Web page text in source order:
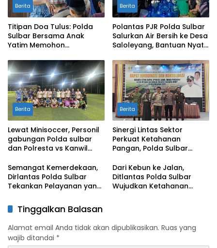
Berita
Titipan Doa Tulus: Polda
Sulbar Bersama Anak
Yatim Memohon
Negeri
Berita
Polantas PJR Polda Sulbar
Salurkan Air Bersih ke Desa
Saloleyang, Bantuan Nyata
Berita
Lewat Minisoccer, Personil
gabungan Polda sulbar
dan Polresta vs Kanwil
Ikatan Persaudaraan
Berita
Sinergi Lintas Sektor
Perkuat Ketahanan
Pangan, Polda Sulbar
Sawah dan Mitigasi
Kekeringan
Semangat Kemerdekaan,
Dirlantas Polda Sulbar
Tekankan Pelayanan yang
Menyentuh Hati
Dari Kebun ke Jalan,
Ditlantas Polda Sulbar
Wujudkan Ketahanan
Tinggalkan Balasan
Alamat email Anda tidak akan dipublikasikan. Ruas yang
wajib ditandai *